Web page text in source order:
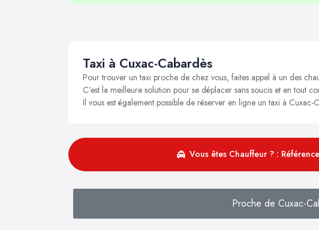
Taxi à Cuxac-Cabardès
Pour trouver un taxi proche de chez vous, faites appel à un des
C’est la meilleure solution pour se déplacer sans soucis et en tout
Il vous est également possible de réserver en ligne un taxi à
Vous êtes Chauffeur ? :
Proche de Cuxac-